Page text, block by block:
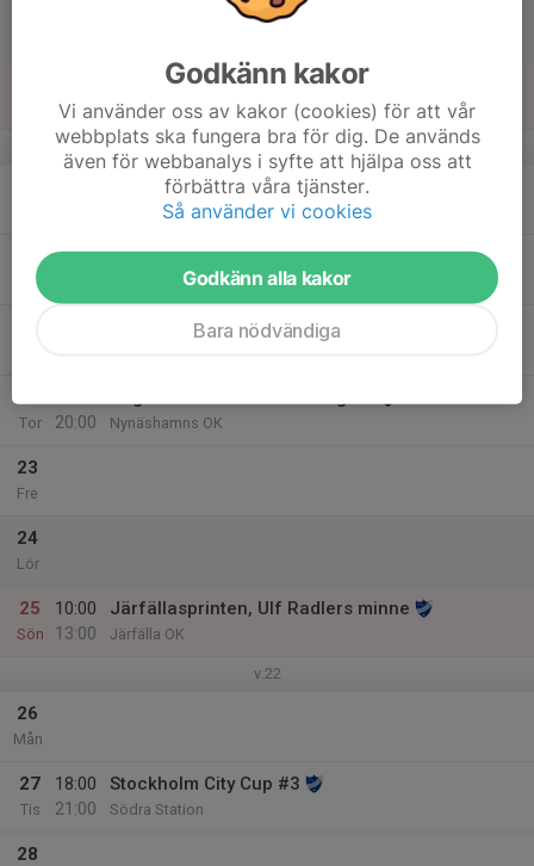
14:00
Sommarlägret upp till 16år
Kärrsön
v.21
Tis
18:00
Teknikträning
Fagersjöskogen
Stockholm City Cup #2
Tor
20:00
Nynäshamns OK
23
Fre
24
Lör
25
Sön
10:00
13:00
Järfällasprinten, Ulf Radlers minne
Järfälla OK
v.22
26
Mån
27
Tis
18:00
21:00
Stockholm City Cup #3
Södra Station
28
Godkänn kakor
Vi använder oss av kakor (cookies) för att vår
webbplats ska fungera bra för dig. De används
även för webbanalys i syfte att hjälpa oss att
förbättra våra tjänster.
Så använder vi cookies
Godkänn alla kakor
Bara nödvändiga